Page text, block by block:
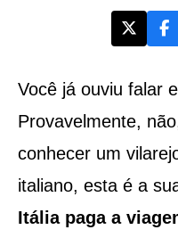
Você já ouviu falar
Provavelmente,
conhecer um
italiano, esta é a
Itália paga a